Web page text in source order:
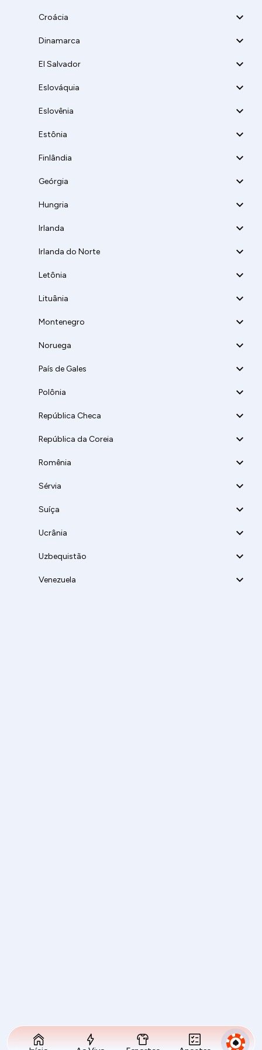
Croácia
Dinamarca
El Salvador
Eslováquia
Eslovênia
Estônia
Finlândia
Geórgia
Hungria
Irlanda
Irlanda do Norte
Letônia
Lituânia
Montenegro
Noruega
País de Gales
Polônia
República Checa
República da Coreia
Romênia
Sérvia
Suíça
Ucrânia
Uzbequistão
Venezuela